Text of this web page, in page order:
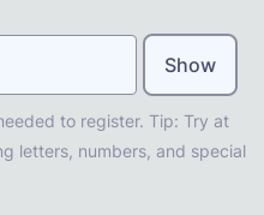
Show
to register. Tip: Try at
letters, numbers, and special